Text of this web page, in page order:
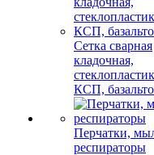
Сетка сварная
кладочная,
КСП,
Перчатки,
респираторы